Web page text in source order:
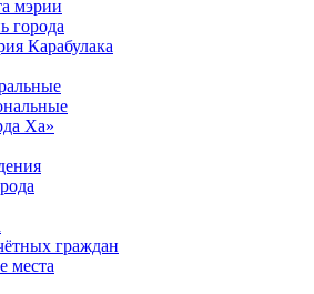
мэрии
города
Карабулака
Ха»
граждан
места